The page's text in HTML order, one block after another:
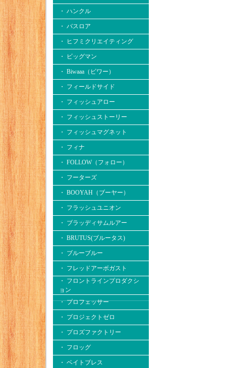
・ ハンクル
・ バスロア
・ ヒフミクリエイティング
・ ビッグマン
・ Biwaaa（ビワー）
・ フィールドサイド
・ フィッシュアロー
・ フィッシュストーリー
・ フィッシュマグネット
・ フィナ
・ FOLLOW（フォロー）
・ フーターズ
・ BOOYAH（ブーヤー）
・ フラッシュユニオン
・ ブラッディサムルアー
・ BRUTUS(ブルータス)
・ ブルーブルー
・ フレッドアーボガスト
・ フロントラインプロダクシ
ョン
・ プロフェッサー
・ プロジェクトゼロ
・ プロズファクトリー
・ フロッグ
・ ベイトブレス